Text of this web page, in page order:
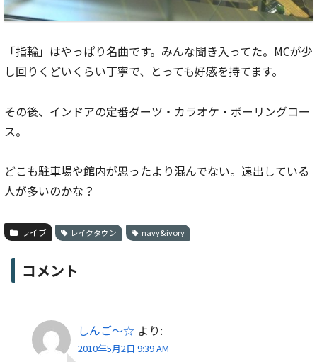
「指輪」はやっぱり名曲です。みんな聞き入ってた。MCが少
し回りくどいくらい丁寧で、とっても好感を持てます。
その後、インドアの定番ダーツ・カラオケ・ボーリングコー
ス。
どこも駐車場や館内が思ったより混んでない。遠出している
人が多いのかな？
ライブ レイクタウン navy&ivory
コメント
しんご〜☆ より:
2010年5月2日 9:39 AM